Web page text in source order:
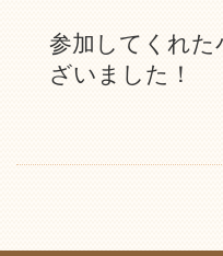
参加してくれ
ざいました！